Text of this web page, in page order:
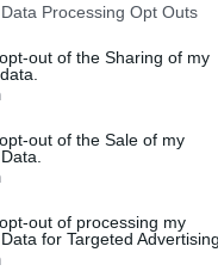
Processing Opt Outs
out of the Sharing of my
out of the Sale of my
out of processing my
for Targeted Advertising.
Internacional de Folclore
Portel,...